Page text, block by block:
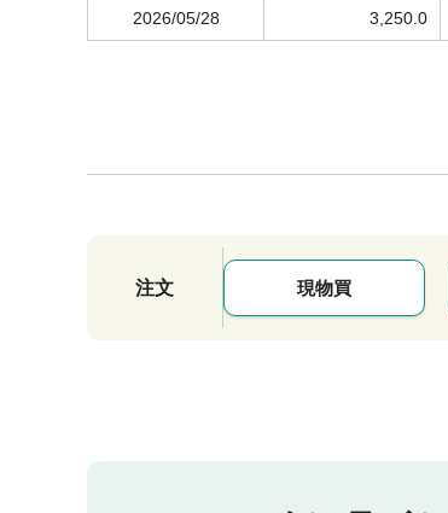
2026/05/28 3,250.0
注文 現物買